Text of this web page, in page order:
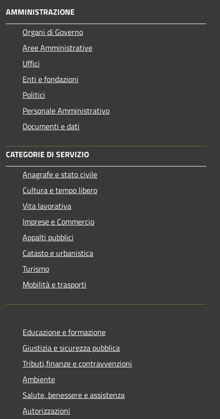
AMMINISTRAZIONE
Organi di Governo
Aree Amministrative
Uffici
Enti e fondazioni
Politici
Personale Amministrativo
Documenti e dati
CATEGORIE DI SERVIZIO
Anagrafe e stato civile
Cultura e tempo libero
Vita lavorativa
Imprese e Commercio
Appalti pubblici
Catasto e urbanistica
Turismo
Mobilità e trasporti
Educazione e formazione
Giustizia e sicurezza pubblica
Tributi,finanze e contravvenzioni
Ambiente
Salute, benessere e assistenza
Autorizzazioni